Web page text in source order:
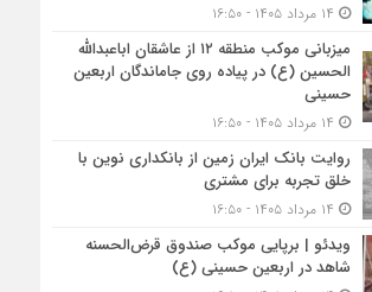
میزبانی موکب منطقه ۱۲ از عاشقان اباعبدالله
الحسین (ع) در پیاده روی جاماندگان اربعین
حسینی
روایت بانک ایران زمین از بانکداری نوین با
خلق تجربه برای مشتری
ویدئو | برپایی موکب صندوق قرض‌الحسنه
شاهد در اربعین حسینی (ع)